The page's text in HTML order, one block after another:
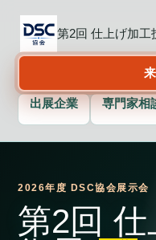
第2回 仕上げ加工
出展企業 専門家相
2026年度 DSC協会展示会
第2回